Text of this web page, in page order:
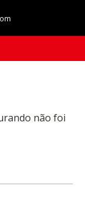
não foi